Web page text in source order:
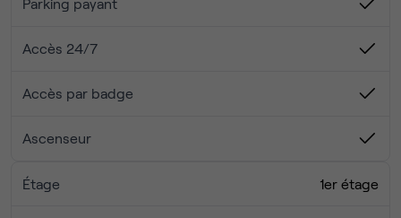
Parking payant
Accès 24/7
Accès par badge
Ascenseur
Étage 1er étage